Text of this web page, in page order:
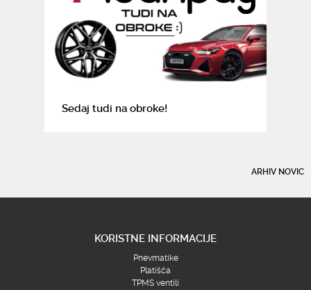
Sedaj tudi na obroke!
ARHIV NOVIC
KORISTNE INFORMACIJE
Pnevmatike
Platišča
TPMS ventili